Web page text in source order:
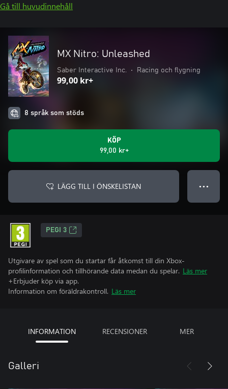
Gå till huvudinnehåll
MX Nitro: Unleashed
Saber Interactive Inc. • Racing och flygning
99,00 kr+
8 språk som stöds
KÖP
99,00 kr+
LÄGG TILL I ÖNSKELISTAN ● ● ●
PEGI 3
Utgivare av spel som du startar får åtkomst till din Xbox-
profilinformation och tillhörande data medan du spelar. Läs mer
+Erbjuder köp via app.
Information om föräldrakontroll. Läs mer
INFORMATION RECENSIONER MER
Galleri